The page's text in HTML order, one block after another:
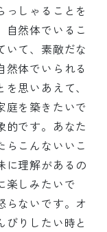
っしゃることを
自然体でいるこ
いて、素敵だな
然体でいられる
思いあえて、
庭を築きたいで
的です。あなた
らこんないいこ
に理解があるの
楽しみたいで
らないです。オ
びりしたい時と